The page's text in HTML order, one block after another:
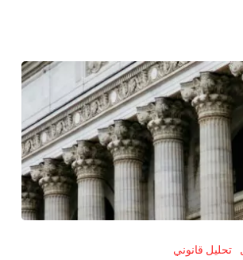
تحليل قانوني